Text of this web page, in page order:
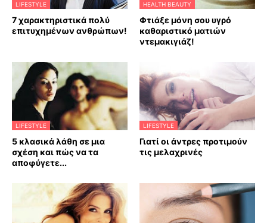
LIFESTYLE
7 χαρακτηριστικά πολύ
επιτυχημένων ανθρώπων!
HEALTH BEAUTY
Φτιάξε μόνη σου υγρό
καθαριστικό ματιών
ντεμακιγιάζ!
LIFESTYLE
5 κλασικά λάθη σε μια
σχέση και πώς να τα
αποφύγετε...
LIFESTYLE
Γιατί οι άντρες προτιμούν
τις μελαχρινές